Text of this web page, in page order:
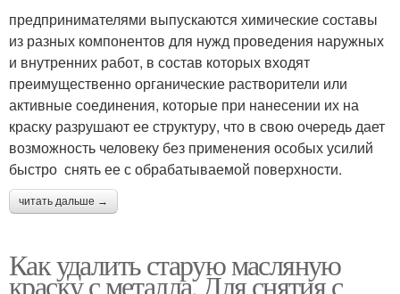
предпринимателями выпускаются химические составы
из разных компонентов для нужд проведения наружных
и внутренних работ, в состав которых входят
преимущественно органические растворители или
активные соединения, которые при нанесении их на
краску разрушают ее структуру, что в свою очередь дает
возможность человеку без применения особых усилий
быстро снять ее с обрабатываемой поверхности.
читать дальше →
Как удалить старую масляную
краску с металла. Для снятия с